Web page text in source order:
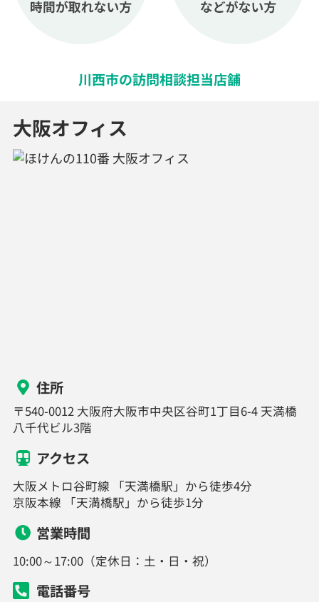
川西市の訪問相談担当店舗
大阪オフィス
住所
〒540-0012 大阪府大阪市中央区谷町1丁目6-4 天満橋
八千代ビル3階
アクセス
大阪メトロ谷町線 「天満橋駅」から徒歩4分
京阪本線 「天満橋駅」から徒歩1分
営業時間
10:00～17:00（定休日：土・日・祝）
電話番号